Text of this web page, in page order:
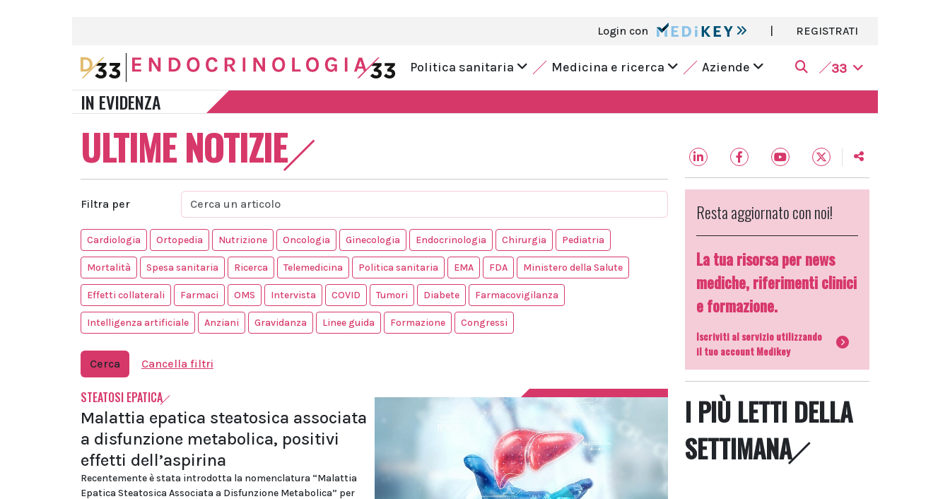
Login con | REGISTRATI
Politica sanitaria Medicina e ricerca Aziende 33
IN EVIDENZA
ULTIME NOTIZIE
Filtra per
Cardiologia Ortopedia Nutrizione Oncologia Ginecologia Endocrinologia Chirurgia Pediatria
Mortalità Spesa sanitaria Ricerca Telemedicina Politica sanitaria EMA FDA Ministero della Salute
Effetti collaterali Farmaci OMS Intervista COVID Tumori Diabete Farmacovigilanza
Intelligenza artificiale Anziani Gravidanza Linee guida Formazione Congressi
Cerca Cancella filtri
STEATOSI EPATICA
Malattia epatica steatosica associata
a disfunzione metabolica, positivi
effetti dell’aspirina
Recentemente è stata introdotta la nomenclatura “Malattia
Epatica Steatosica Associata a Disfunzione Metabolica” per
Resta aggiornato con noi!
La tua risorsa per news
mediche, riferimenti clinici
e formazione.
Iscriviti al servizio utilizzando
il tuo account Medikey
I PIÙ LETTI DELLA
SETTIMANA